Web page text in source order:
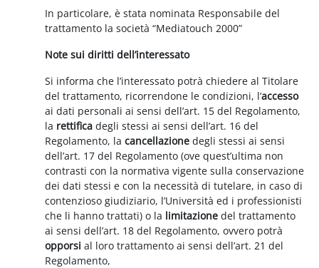
In particolare, è stata nominata Responsabile del
trattamento la società “Mediatouch 2000”
Note sui diritti dell’interessato
Si informa che l’interessato potrà chiedere al Titolare
del trattamento, ricorrendone le condizioni, l’accesso
ai dati personali ai sensi dell’art. 15 del Regolamento,
la rettificadegli stessi ai sensi dell’art. 16 del
Regolamento, lacancellazione degli stessi ai sensi
dell’art. 17 del Regolamento (ove quest’ultima non
contrasti con la normativa vigente sulla conservazione
dei dati stessi e con la necessità di tutelare, in caso di
contenzioso giudiziario, l’Università ed i professionisti
che li hanno trattati) o la limitazione del trattamento
ai sensi dell’art. 18 del Regolamento, ovvero potrà
opporsi al loro trattamento ai sensi dell’art. 21 del
Regolamento,